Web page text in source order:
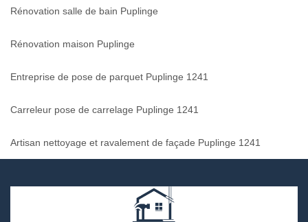
Rénovation salle de bain Puplinge
Rénovation maison Puplinge
Entreprise de pose de parquet Puplinge 1241
Carreleur pose de carrelage Puplinge 1241
Artisan nettoyage et ravalement de façade Puplinge 1241